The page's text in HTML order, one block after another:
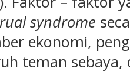
syndrome
ekonomi,
teman sebaya,